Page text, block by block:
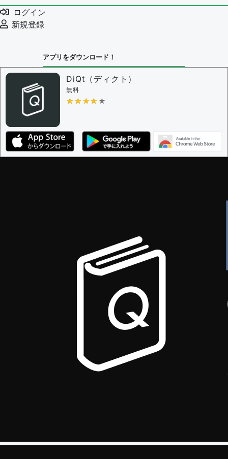
ログイン
新規登録
アプリをダウンロード！
DiQt（ディクト）
無料
★★★★★
★★★★★